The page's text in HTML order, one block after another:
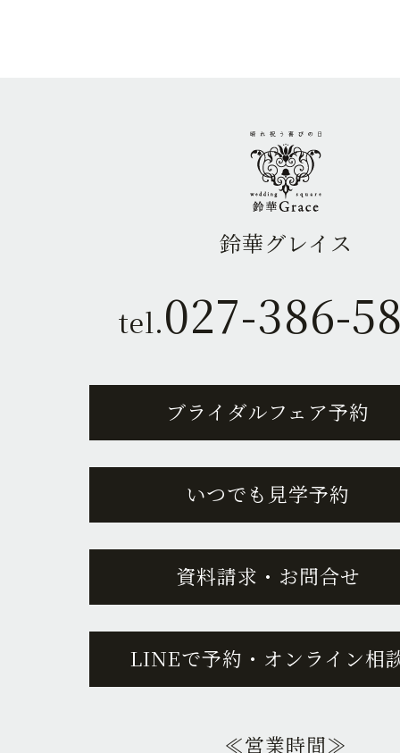
鈴華グレイス
tel.027-386-
ブライダルフェア予約
いつでも見学予約
資料請求・お問合せ
LINEで予約・オンライン相
≪営業時間≫